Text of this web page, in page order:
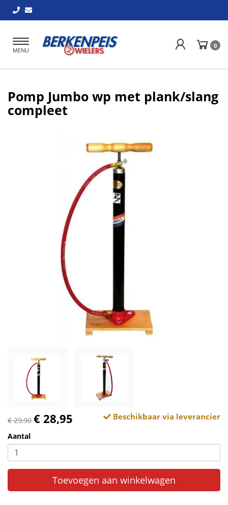
Toggle
navigation
MENU
0
Pomp Jumbo wp met plank/slang
compleet
€ 29,90 € 28,95 Beschikbaar via leverancier
Aantal
Toevoegen aan winkelwagen